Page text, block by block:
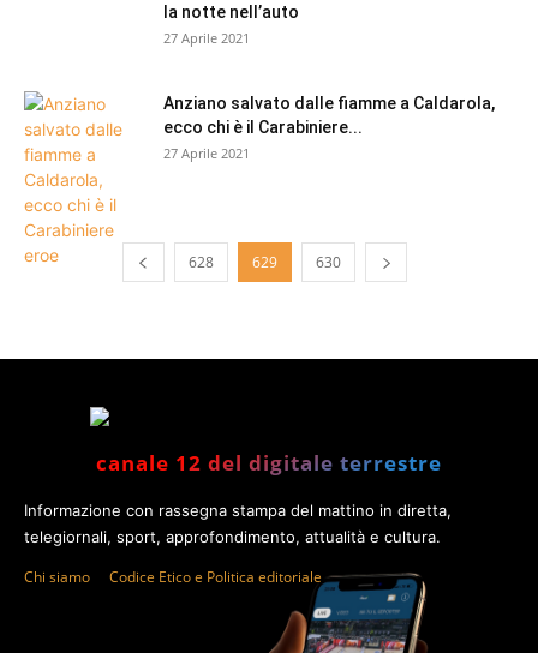
la notte nell’auto
27 Aprile 2021
Anziano salvato dalle fiamme a Caldarola,
ecco chi è il Carabiniere...
27 Aprile 2021
628 629 630
canale 12 del digitale terrestre
Informazione con rassegna stampa del mattino in diretta,
telegiornali, sport, approfondimento, attualità e cultura.
Chi siamo Codice Etico e Politica editoriale